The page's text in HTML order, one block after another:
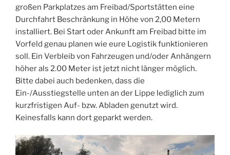
großen Parkplatzes am Freibad/Sportstätten eine
Durchfahrt Beschränkung in Höhe von 2,00 Metern
installiert. Bei Start oder Ankunft am Freibad bitte im
Vorfeld genau planen wie eure Logistik funktionieren
soll. Ein Verbleib von Fahrzeugen und/oder Anhängern
höher als 2.00 Meter ist jetzt nicht länger möglich.
Bitte dabei auch bedenken, dass die
Ein-/Ausstiegstelle unten an der Lippe lediglich zum
kurzfristigen Auf- bzw. Abladen genutzt wird.
Keinesfalls kann dort geparkt werden.